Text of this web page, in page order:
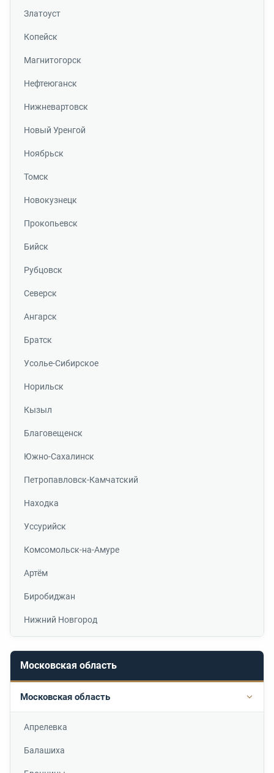
Златоуст
Копейск
Магнитогорск
Нефтеюганск
Нижневартовск
Новый Уренгой
Ноябрьск
Томск
Новокузнецк
Прокопьевск
Бийск
Рубцовск
Северск
Ангарск
Братск
Усолье-Сибирское
Норильск
Кызыл
Благовещенск
Южно-Сахалинск
Петропавловск-Камчатский
Находка
Уссурийск
Комсомольск-на-Амуре
Артём
Биробиджан
Нижний Новгород
Московская область
Московская область
Апрелевка
Балашиха